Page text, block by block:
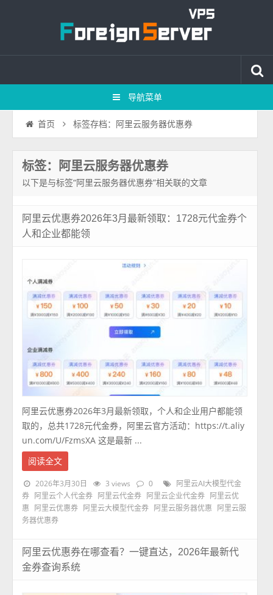
导航菜单
首页 标签存档：阿里云服务器优惠券
标签：阿里云服务器优惠券
以下是与标签“阿里云服务器优惠券”相关联的文章
阿里云优惠券2026年3月最新领取：1728元代金券个
人和企业都能领
阿里云优惠券2026年3月最新领取，个人和企业用户都能领
取的，总共1728元代金券，阿里云官方活动：https://t.aliy
un.com/U/FzmsXA 这是最新 ...
阅读全文
2026年3月30日 3 views 0
阿里云AI大模型代金
券
阿里云个人代金券 阿里云代金券 阿里云企业代金券
阿里云优
惠
阿里云优惠券 阿里云大模型代金券 阿里云服务器优惠
阿里云服
务器优惠券
阿里云优惠券在哪查看？一键直达，2026年最新代
金券查询系统